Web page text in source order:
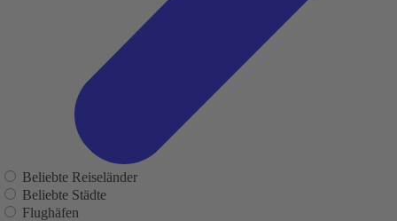
Beliebte Reiseländer
Beliebte Städte
Flughäfen